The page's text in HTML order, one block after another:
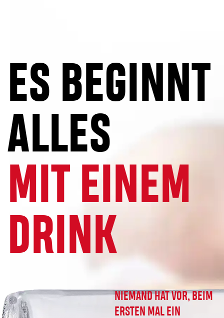
ES BEGINNT
ALLES
MIT EINEM
DRINK
.
NIEMAND HAT VOR, BEIM
ERSTEN MAL EIN